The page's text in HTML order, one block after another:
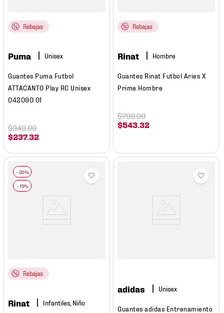
Rebajas
Puma
Guantes Puma Futbol
ATTACANTO Play RC Unisex
042090 01
$237.32
$349.00
Rebajas
Rinat Hombre
Guantes Rinat Futbol Aries X
Prime Hombre
$543 .32
$799.00
Rebajas
Rinat Infantiles, Niño
adidas
Guantes adidas Entrenamiento